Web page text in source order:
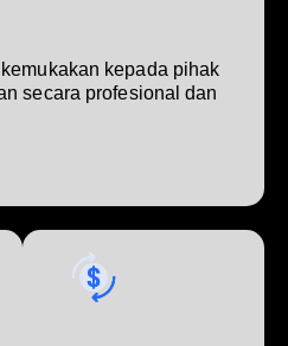
kepada pihak
secara profesional dan